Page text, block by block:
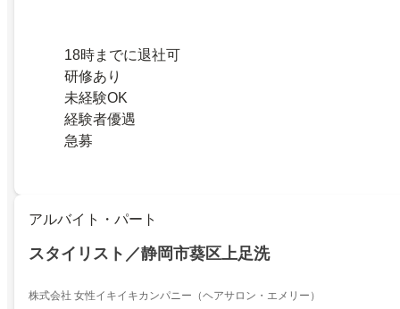
18時までに退社可
研修あり
未経験OK
経験者優遇
急募
アルバイト・パート
スタイリスト／静岡市葵区上足洗
株式会社 女性イキイキカンパニー（ヘアサロン・エメリー）